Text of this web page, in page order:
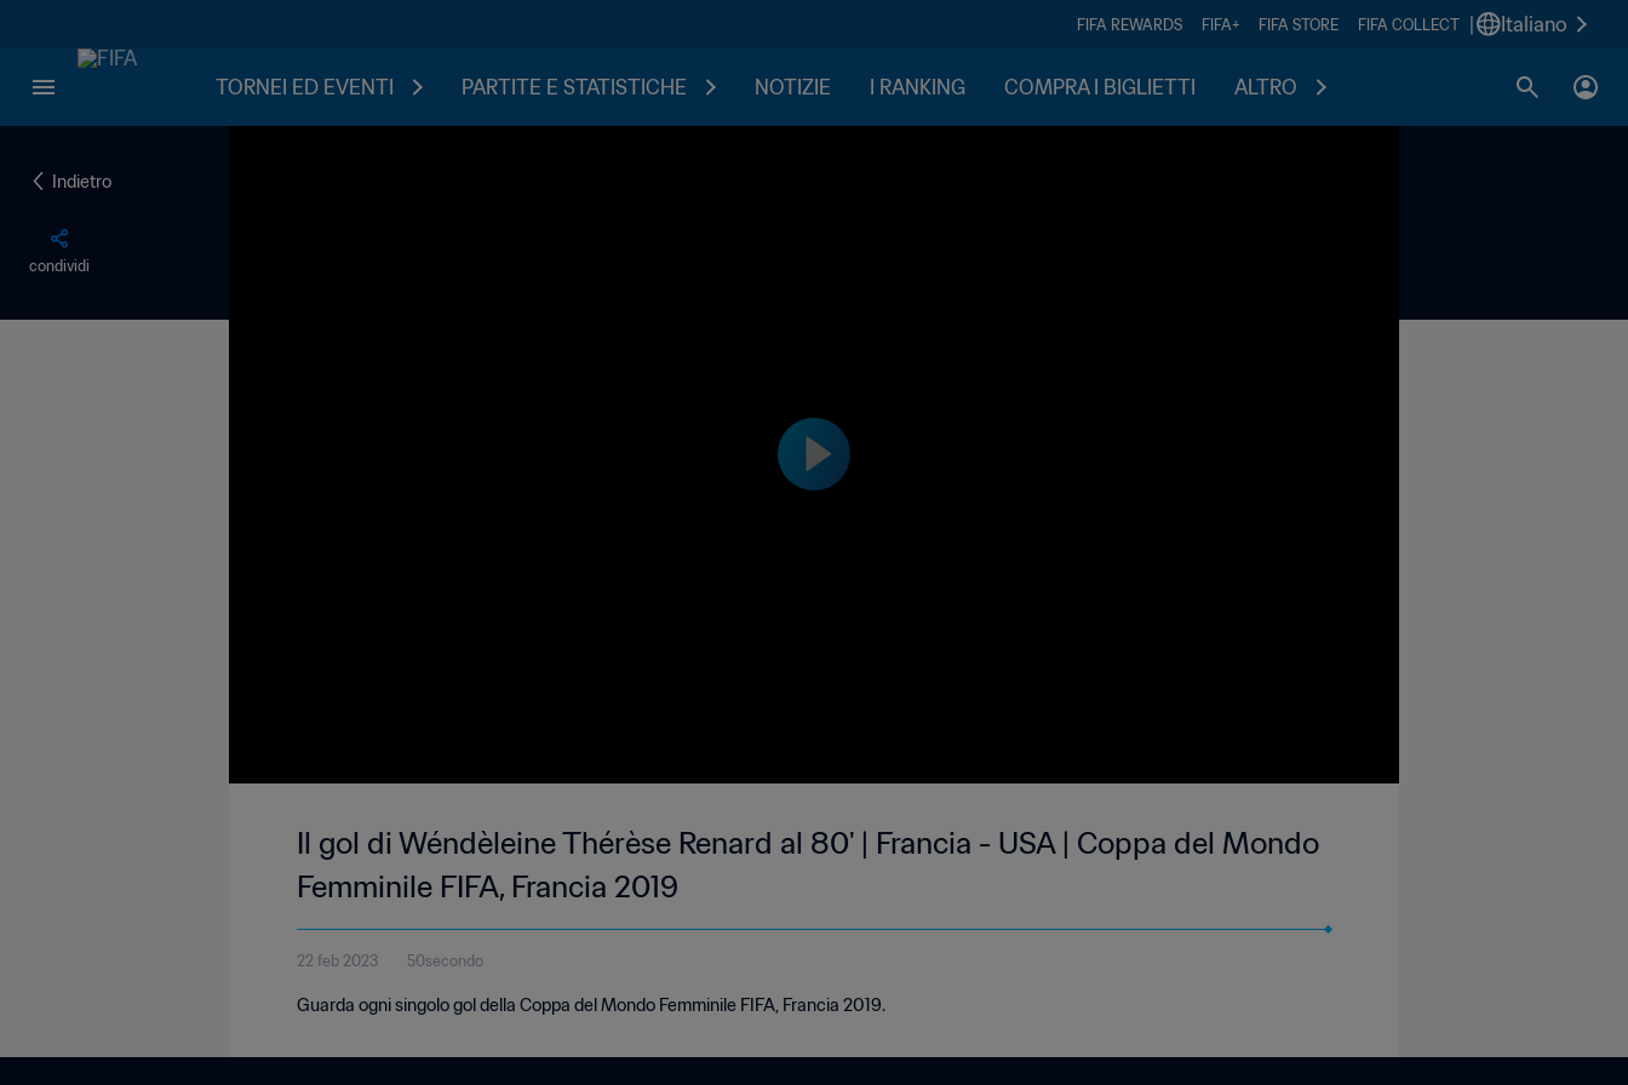
FIFA REWARDS FIFA+ FIFA STORE FIFA COLLECT Italiano
TORNEI ED EVENTI PARTITE E STATISTICHE NOTIZIE I RANKING COMPRA I BIGLIETTI ALTRO
Indietro
condividi
Il gol di Wéndèleine Thérèse Renard al 80' | Francia - USA | Coppa del Mondo
Femminile FIFA, Francia 2019
22 feb 2023 50secondo
Guarda ogni singolo gol della Coppa del Mondo Femminile FIFA, Francia 2019.